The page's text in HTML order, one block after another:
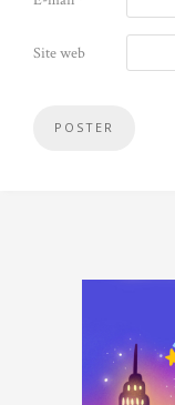
Site web